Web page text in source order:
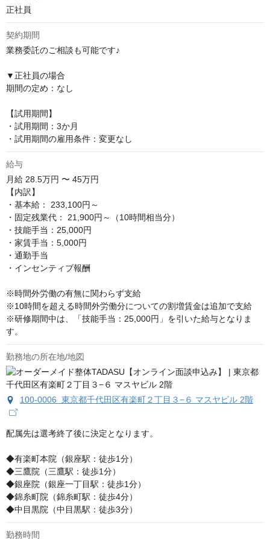
正社員
契約期間
業務委託のご相談も可能です♪
▼正社員の場合
期間の定め：なし
【試用期間】
・試用期間：3か月
・試用期間の雇用条件：変更なし
給与
月給 28.5万円 〜 45万円
【内訳】
・基本給： 233,100円～
・固定残業代： 21,900円～（10時間相当分）
・技能手当：25,000円
・家賃手当：5,000円
・通勤手当
・インセンティブ報酬
※時間外労働の有無に関わらず支給
※10時間を超える時間外労働分についての割増賃金は追加で支給
※研修期間中は、「技能手当：25,000円」を引いた給与となりま
す。
勤務地の所在地/地図
100-0006 東京都千代田区有楽町２丁目３−６ マスヤビル 2階
配属先は選考終了後に決定となります。
◆有楽町本院（銀座駅：徒歩1分）
◆三鷹院（三鷹駅：徒歩1分）
◆銀座院（銀座一丁目駅：徒歩1分）
◆錦糸町院（錦糸町駅：徒歩4分）
◆中目黒院（中目黒駅：徒歩3分）
勤務時間